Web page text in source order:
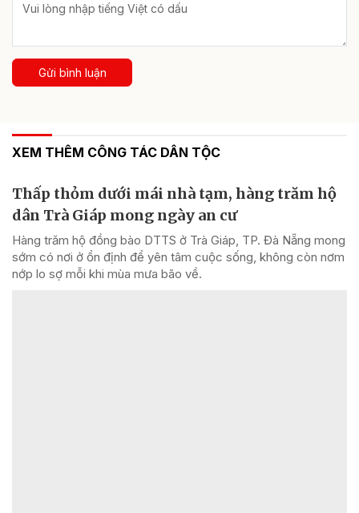
Gửi bình luận
XEM THÊM CÔNG TÁC DÂN TỘC
Thấp thỏm dưới mái nhà tạm, hàng trăm hộ
dân Trà Giáp mong ngày an cư
Hàng trăm hộ đồng bào DTTS ở Trà Giáp, TP. Đà Nẵng mong
sớm có nơi ở ổn định để yên tâm cuộc sống, không còn nơm
nớp lo sợ mỗi khi mùa mưa bão về.